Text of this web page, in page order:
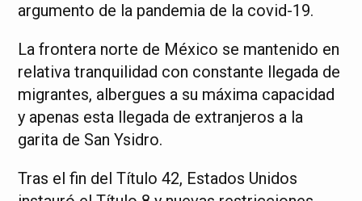
argumento de la pandemia de la covid-19.
La frontera norte de México se mantenido en
relativa tranquilidad con constante llegada de
migrantes, albergues a su máxima capacidad
y apenas esta llegada de extranjeros a la
garita de San Ysidro.
Tras el fin del Título 42, Estados Unidos